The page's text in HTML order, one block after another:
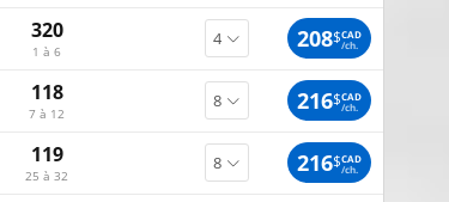
320
1 à 6 208$CAD
/ch.
118
7 à 12 216$CAD
/ch.
119
25 à 32 216$CAD
/ch.